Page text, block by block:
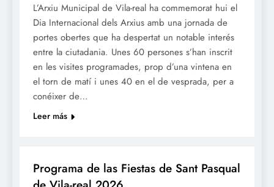
L’Arxiu Municipal de Vila-real ha commemorat hui el
Dia Internacional dels Arxius amb una jornada de
portes obertes que ha despertat un notable interés
entre la ciutadania. Unes 60 persones s’han inscrit
en les visites programades, prop d’una vintena en
el torn de matí i unes 40 en el de vesprada, per a
conéixer de…
Leer más
Programa de las Fiestas de Sant Pasqual